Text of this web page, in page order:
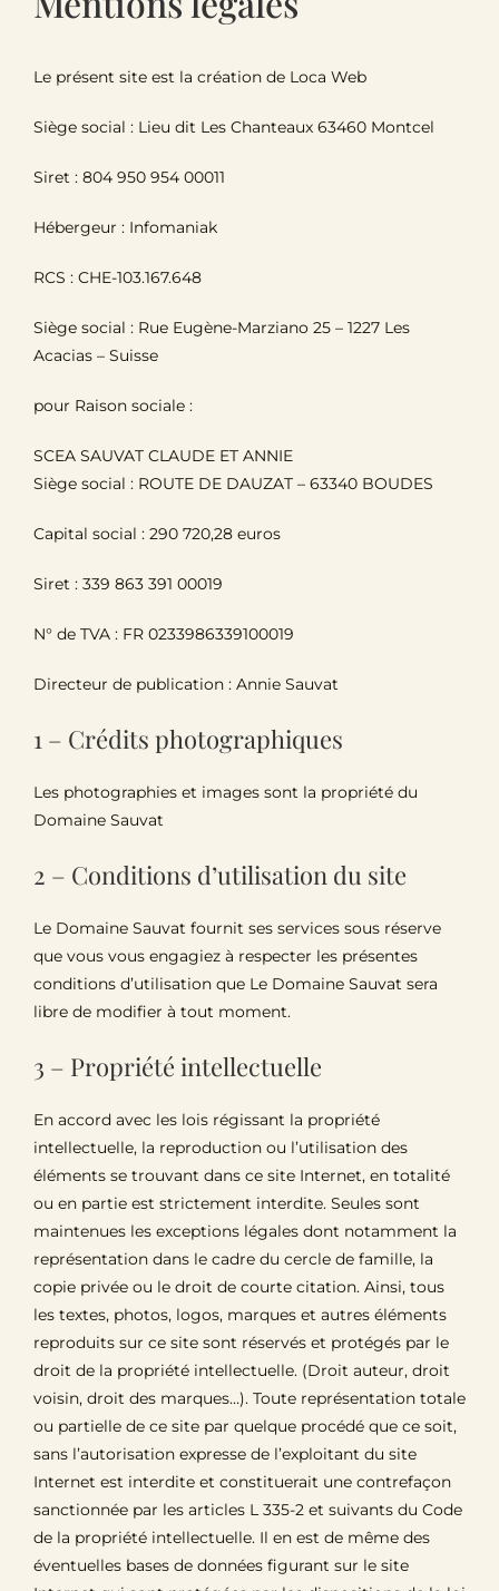
Le Domaine
Acheter en ligne
Partenaires
Le présent site est la création de Loca Web
Siège social : Lieu dit Les Chanteaux 63460 Montcel
Siret : 804 950 954 00011
Hébergeur : Infomaniak
RCS : CHE-103.167.648
Siège social : Rue Eugène-Marziano 25 – 1227 Les
Acacias – Suisse
pour Raison sociale :
SCEA SAUVAT CLAUDE ET ANNIE
Siège social : ROUTE DE DAUZAT – 63340 BOUDES
Capital social : 290 720,28 euros
Siret : 339 863 391 00019
N° de TVA : FR 0233986339100019
Directeur de publication : Annie Sauvat
1 – Crédits photographiques
Les photographies et images sont la propriété du
Domaine Sauvat
2 – Conditions d’utilisation du site
Le Domaine Sauvat fournit ses services sous réserve
que vous vous engagiez à respecter les présentes
conditions d’utilisation que Le Domaine Sauvat sera
libre de modifier à tout moment.
3 – Propriété intellectuelle
En accord avec les lois régissant la propriété
intellectuelle, la reproduction ou l’utilisation des
éléments se trouvant dans ce site Internet, en totalité
ou en partie est strictement interdite. Seules sont
maintenues les exceptions légales dont notamment la
représentation dans le cadre du cercle de famille, la
copie privée ou le droit de courte citation. Ainsi, tous
les textes, photos, logos, marques et autres éléments
reproduits sur ce site sont réservés et protégés par le
droit de la propriété intellectuelle. (Droit auteur, droit
voisin, droit des marques…). Toute représentation totale
ou partielle de ce site par quelque procédé que ce soit,
sans l’autorisation expresse de l’exploitant du site
Internet est interdite et constituerait une contrefaçon
sanctionnée par les articles L 335-2 et suivants du Code
de la propriété intellectuelle. Il en est de même des
éventuelles bases de données figurant sur le site